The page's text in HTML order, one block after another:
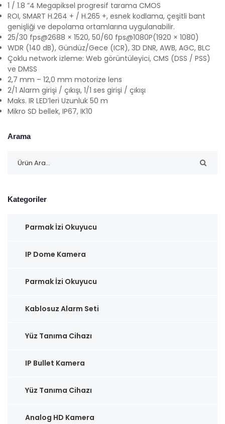
1 / 1.8 ”4 Megapiksel progresif tarama CMOS
ROI, SMART H.264 + / H.265 +, esnek kodlama, çeşitli bant
genişliği ve depolama ortamlarına uygulanabilir.
25/30 fps@2688 × 1520, 50/60 fps@1080P(1920 × 1080)
WDR (140 dB), Gündüz/Gece (ICR), 3D DNR, AWB, AGC, BLC
Çoklu network izleme: Web görüntüleyici, CMS (DSS / PSS)
ve DMSS
2,7 mm – 12,0 mm motorize lens
2/1 Alarm girişi / çıkışı, 1/1 ses girişi / çıkışı
Maks. IR LED’leri Uzunluk 50 m
Mikro SD bellek, IP67, IK10
Arama
Kategoriler
Parmak İzi Okuyucu
IP Dome Kamera
Parmak İzi Okuyucu
Kablosuz Alarm Seti
Yüz Tanıma Cihazı
IP Bullet Kamera
Yüz Tanıma Cihazı
Analog HD Kamera